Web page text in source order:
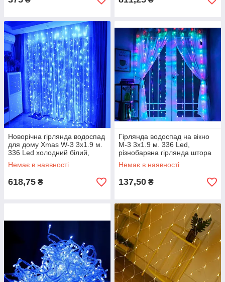
Новорічна гірлянда водоспад
для дому Xmas W-3 3х1.9 м.
336 Led холодний білий,
світлодіодна лід гірлянда
штора
Немає в наявності
618,75 ₴
Гірлянда водоспад на вікно
М-3 3х1.9 м. 336 Led,
різнобарвна гірлянда штора
для будинку (гирлянда
дождик)
Немає в наявності
137,50 ₴